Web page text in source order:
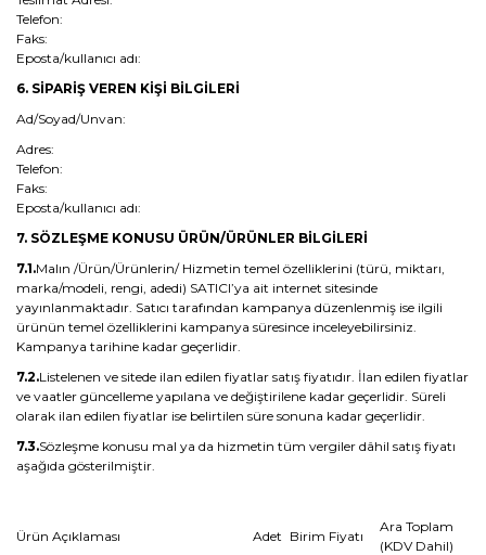
Telefon:
Faks:
Eposta/kullanıcı adı:
6. SİPARİŞ VEREN KİŞİ BİLGİLERİ
Ad/Soyad/Unvan:
Adres:
Telefon:
Faks:
Eposta/kullanıcı adı:
7. SÖZLEŞME KONUSU ÜRÜN/ÜRÜNLER BİLGİLERİ
7.1.Malın /Ürün/Ürünlerin/ Hizmetin temel özelliklerini (türü, miktarı,
marka/modeli, rengi, adedi) SATICI’ya ait internet sitesinde
yayınlanmaktadır. Satıcı tarafından kampanya düzenlenmiş ise ilgili
ürünün temel özelliklerini kampanya süresince inceleyebilirsiniz.
Kampanya tarihine kadar geçerlidir.
7.2.Listelenen ve sitede ilan edilen fiyatlar satış fiyatıdır. İlan edilen fiyatlar
ve vaatler güncelleme yapılana ve değiştirilene kadar geçerlidir. Süreli
olarak ilan edilen fiyatlar ise belirtilen süre sonuna kadar geçerlidir.
7.3.Sözleşme konusu mal ya da hizmetin tüm vergiler dâhil satış fiyatı
aşağıda gösterilmiştir.
Ürün Açıklaması Adet Birim Fiyatı
Ara Toplam
(KDV Dahil)